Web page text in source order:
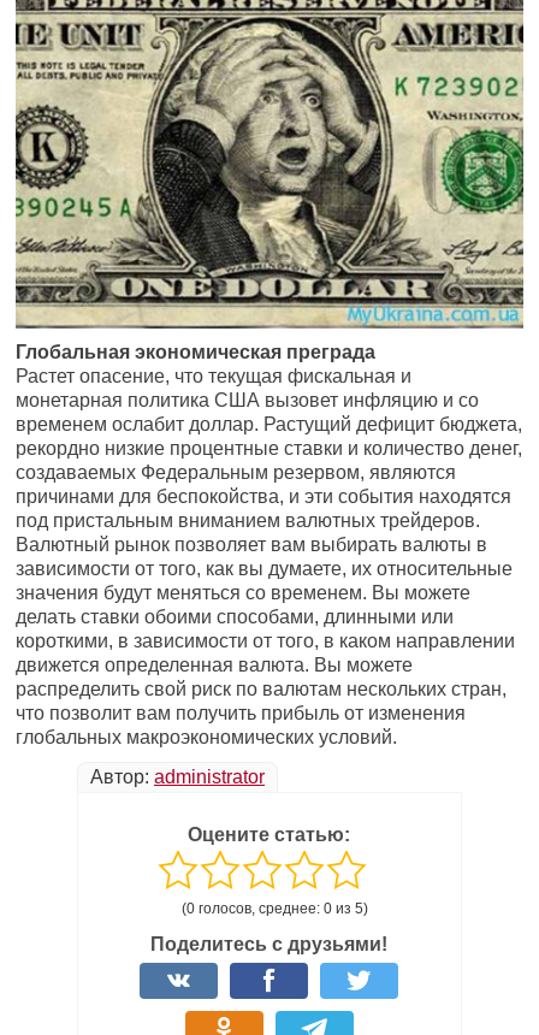
Глобальная экономическая преграда
Растет опасение, что текущая фискальная и
монетарная политика США вызовет инфляцию и со
временем ослабит доллар. Растущий дефицит бюджета,
рекордно низкие процентные ставки и количество денег,
создаваемых Федеральным резервом, являются
причинами для беспокойства, и эти события находятся
под пристальным вниманием валютных трейдеров.
Валютный рынок позволяет вам выбирать валюты в
зависимости от того, как вы думаете, их относительные
значения будут меняться со временем. Вы можете
делать ставки обоими способами, длинными или
короткими, в зависимости от того, в каком направлении
движется определенная валюта. Вы можете
распределить свой риск по валютам нескольких стран,
что позволит вам получить прибыль от изменения
глобальных макроэкономических условий.
Автор: administrator
Оцените статью:
(0 голосов, среднее: 0 из 5)
Поделитесь с друзьями!